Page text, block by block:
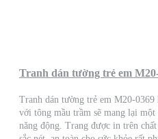
Tranh dán tường trẻ em
Tranh dán tường trẻ em M20-
với tông mầu trầm sẽ mang lại
năng động. Trang được in trên